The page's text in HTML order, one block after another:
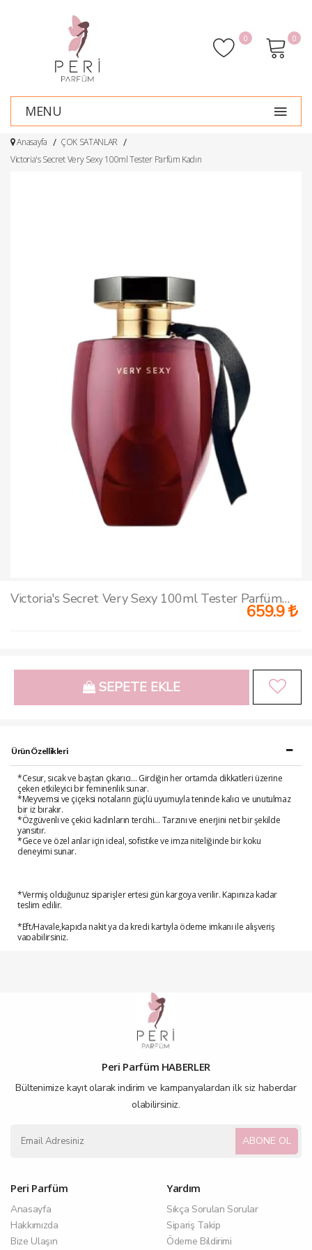
0 0
MENU
Anasayfa
ÇOK SATANLAR
Victoria's Secret Very Sexy 100ml Tester Parfüm Kadın
Victoria's Secret Very Sexy 100ml Tester Parfüm Kadın
659.9
SEPETE EKLE
Ürün Özellikleri
*Cesur, sıcak ve baştan çıkarıcı… Girdiğin her ortamda dikkatleri üzerine
çeken etkileyici bir feminenlik sunar.
*Meyvemsi ve çiçeksi notaların güçlü uyumuyla teninde kalıcı ve unutulmaz
bir iz bırakır.
*Özgüvenli ve çekici kadınların tercihi… Tarzını ve enerjini net bir şekilde
yansıtır.
*Gece ve özel anlar için ideal, sofistike ve imza niteliğinde bir koku
deneyimi sunar.
*Vermiş olduğunuz siparişler ertesi gün kargoya verilir. Kapınıza kadar
teslim edilir.
*Eft/Havale,kapıda nakit ya da kredi kartıyla ödeme imkanı ile alışveriş
yapabilirsiniz.
Peri Parfüm HABERLER
Bültenimize kayıt olarak indirim ve kampanyalardan ilk siz haberdar
olabilirsiniz.
ABONE OL
Peri Parfüm
Anasayfa
Hakkımızda
Bize Ulaşın
Yardım
Sıkça Sorulan Sorular
Sipariş Takip
Ödeme Bildirimi